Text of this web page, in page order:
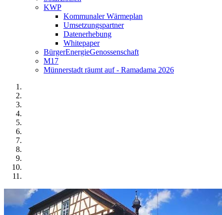
KWP
Kommunaler Wärmeplan
Umsetzungspartner
Datenerhebung
Whitepaper
BürgerEnergieGenossenschaft
M17
Münnerstadt räumt auf - Ramadama 2026